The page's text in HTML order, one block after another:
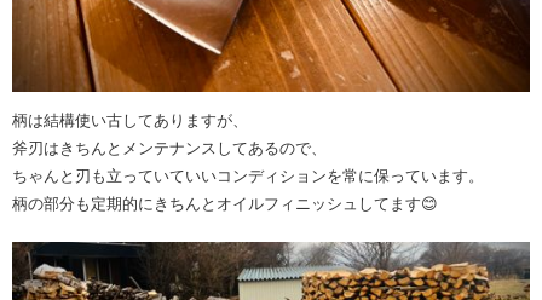
柄は結構使い古してありますが、
斧刃はきちんとメンテナンスしてあるので、
ちゃんと刃も立っていていいコンディションを常に保っています。
柄の部分も定期的にきちんとオイルフィニッシュしてます😊